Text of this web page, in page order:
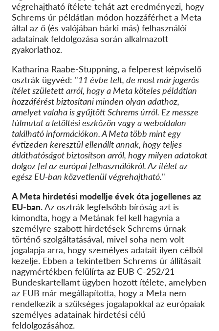
végrehajtható ítélete tehát azt eredményezi, hogy
Schrems úr példátlan módon hozzáférhet a Meta
által az ő (és valójában bárki más) felhasználói
adatainak feldolgozása során alkalmazott
gyakorlathoz.
Katharina Raabe-Stuppning, a felperest képviselő
osztrák ügyvéd: "11 évbe telt, de most már jogerős
ítélet született arról, hogy a Meta köteles példátlan
hozzáférést biztosítani minden olyan adathoz,
amelyet valaha is gyűjtött Schrems úrról. Ez messze
túlmutat a letöltési eszközön vagy a weboldalon
található információkon. A Meta több mint egy
évtizeden keresztül ellenállt annak, hogy teljes
átláthatóságot biztosítson arról, hogy milyen adatokat
dolgoz fel az európai felhasználókról. Az ítélet az
egész EU-ban közvetlenül végrehajtható."
A Meta hirdetési modellje évek óta jogellenes az
EU-ban.Az osztrák legfelsőbb bíróság azt is
kimondta, hogy a Metának fel kell hagynia a
személyre szabott hirdetések Schrems úrnak
történő szolgáltatásával, mivel soha nem volt
jogalapja arra, hogy személyes adatait ilyen célból
kezelje. Ebben a tekintetben Schrems úr állításait
nagymértékben felülírta az EUB C-252/21
Bundeskartellamt ügyben hozott ítélete, amelyben
az EUB már megállapította, hogy a Meta nem
rendelkezik a szükséges jogalapokkal az európaiak
személyes adatainak hirdetési célú
feldolgozásához.